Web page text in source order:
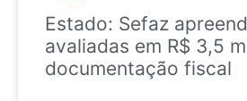
Estado: Sefaz
avaliadas em R$ 3,5
documentação fiscal